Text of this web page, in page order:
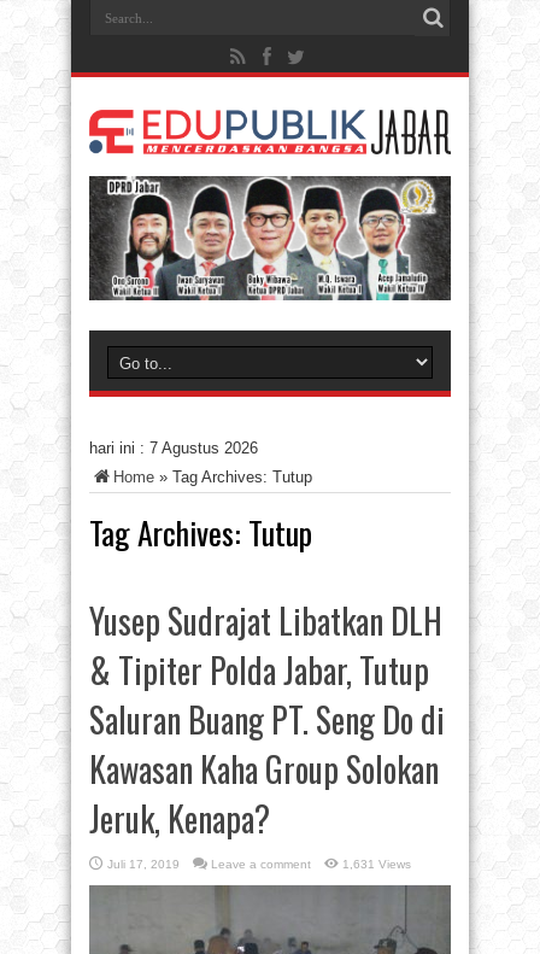
hari ini : 7 Agustus 2026
Home » Tag Archives: Tutup
Tag Archives: Tutup
Yusep Sudrajat Libatkan DLH
& Tipiter Polda Jabar, Tutup
Saluran Buang PT. Seng Do di
Kawasan Kaha Group Solokan
Jeruk, Kenapa?
Juli 17, 2019 Leave a comment 1,631 Views